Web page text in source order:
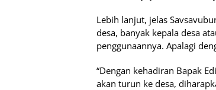
Lebih lanjut, jelas
desa, banyak kepala desa
penggunaannya. Apalagi
“Dengan kehadiran Bapak
akan turun ke desa,